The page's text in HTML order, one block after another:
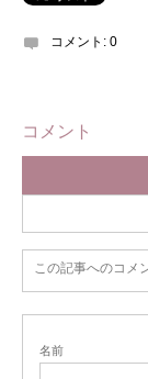
コメント: 0
コメント
この記事へのコメ
名前